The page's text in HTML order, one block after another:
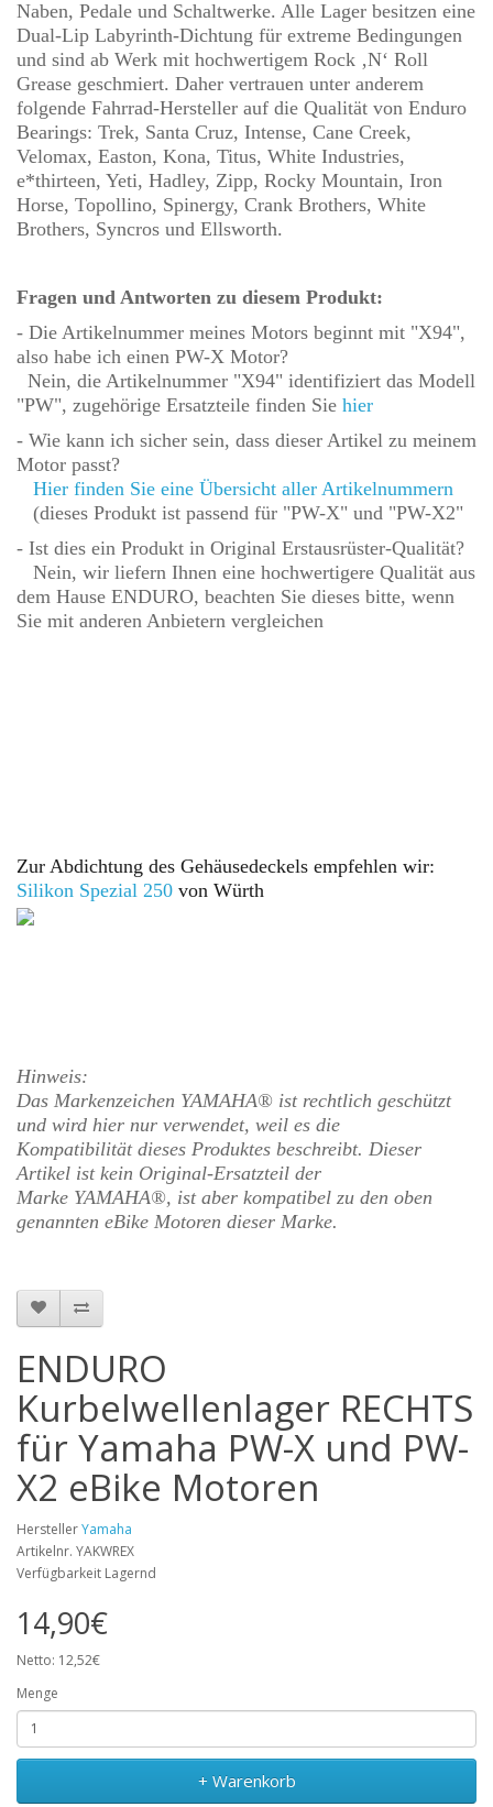
Naben, Pedale und Schaltwerke. Alle Lager besitzen eine
Dual-Lip Labyrinth-Dichtung für extreme Bedingungen
und sind ab Werk mit hochwertigem Rock ‚N‘ Roll
Grease geschmiert. Daher vertrauen unter anderem
folgende Fahrrad-Hersteller auf die Qualität von Enduro
Bearings: Trek, Santa Cruz, Intense, Cane Creek,
Velomax, Easton, Kona, Titus, White Industries,
e*thirteen, Yeti, Hadley, Zipp, Rocky Mountain, Iron
Horse, Topollino, Spinergy, Crank Brothers, White
Brothers, Syncros und Ellsworth.
Fragen und Antworten zu diesem Produkt:
- Die Artikelnummer meines Motors beginnt mit "X94",
also habe ich einen PW-X Motor?
Nein, die Artikelnummer "X94" identifiziert das Modell
"PW", zugehörige Ersatzteile finden Sie hier
- Wie kann ich sicher sein, dass dieser Artikel zu meinem
Motor passt?
Hier finden Sie eine Übersicht aller Artikelnummern
(dieses Produkt ist passend für "PW-X" und "PW-X2"
- Ist dies ein Produkt in Original Erstausrüster-Qualität?
Nein, wir liefern Ihnen eine hochwertigere Qualität aus
dem Hause ENDURO, beachten Sie dieses bitte, wenn
Sie mit anderen Anbietern vergleichen
Zur Abdichtung des Gehäusedeckels empfehlen wir:
Silikon Spezial 250 von Würth
Hinweis:
Das Markenzeichen YAMAHA® ist rechtlich geschützt
und wird hier nur verwendet, weil es die
Kompatibilität dieses Produktes beschreibt. Dieser
Artikel ist kein Original-Ersatzteil der
Marke YAMAHA®, ist aber kompatibel zu den oben
genannten eBike Motoren dieser Marke.
ENDURO
Kurbelwellenlager RECHTS
für Yamaha PW-X und PW-
X2 eBike Motoren
HerstellerYamaha
Artikelnr. YAKWREX
Verfügbarkeit Lagernd
14,90€
Netto: 12,52€
Menge
+ Warenkorb